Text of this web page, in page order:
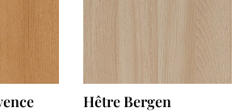
Hêtre Bergen